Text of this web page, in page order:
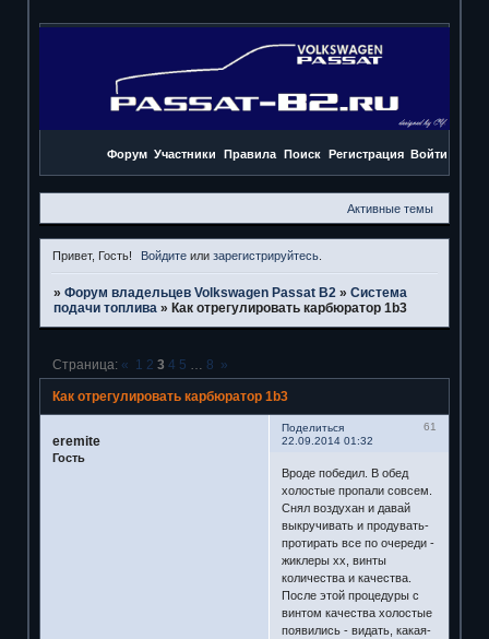
Форум Участники Правила Поиск Регистрация Войти
Активные темы
Привет, Гость! Войдите илизарегистрируйтесь
» Форум владельцев Volkswagen Passat B2 » Система
подачи топлива » Как отрегулировать карбюратор 1b3
Как отрегулировать карбюратор 1b3
Страница: « 1 2 3 4 5 8 »
Поделиться
61
22.09.2014 01:32
eremite
Гость
Вроде победил. В обед
холостые пропали совсем.
Снял воздухан и давай
выкручивать и продувать-
протирать все по очереди -
жиклеры хх, винты
количества и качества.
После этой процедуры с
винтом качества холостые
появились - видать, какая-